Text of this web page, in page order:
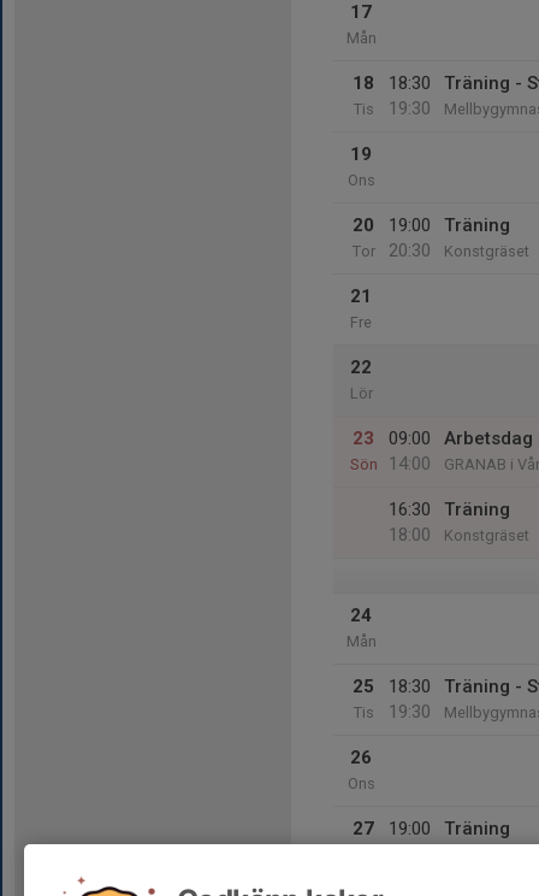
17
Mån
18
Tis
18:30
19:30
Träning -
19
Ons
20
Tor
19:00
20:30
Träning
Konstgräset
21
Fre
22
Lör
23
Sön
09:00
14:00
Arbetsdag
GRANAB i
16:30
18:00
Träning
Konstgräset
24
Mån
25
Tis
18:30
19:30
Träning -
26
Ons
27
19:00
Träning